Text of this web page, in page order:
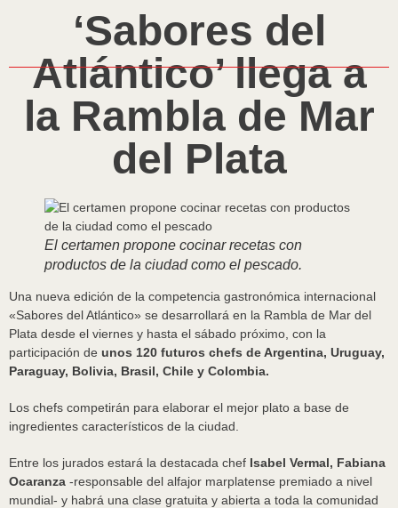
‘Sabores del
Atlántico’ llega a
la Rambla de Mar
del Plata
El certamen propone cocinar recetas con
productos de la ciudad como el pescado.
Una nueva edición de la competencia gastronómica internacional
«Sabores del Atlántico» se desarrollará en la Rambla de Mar del
Plata desde el viernes y hasta el sábado próximo, con la
participación de unos 120 futuros chefs de Argentina, Uruguay,
Paraguay, Bolivia, Brasil, Chile y Colombia.
Los chefs competirán para elaborar el mejor plato a base de
ingredientes característicos de la ciudad.
Entre los jurados estará la destacada chef Isabel Vermal, Fabiana
Ocaranza -responsable del alfajor marplatense premiado a nivel
mundial- y habrá una clase gratuita y abierta a toda la comunidad